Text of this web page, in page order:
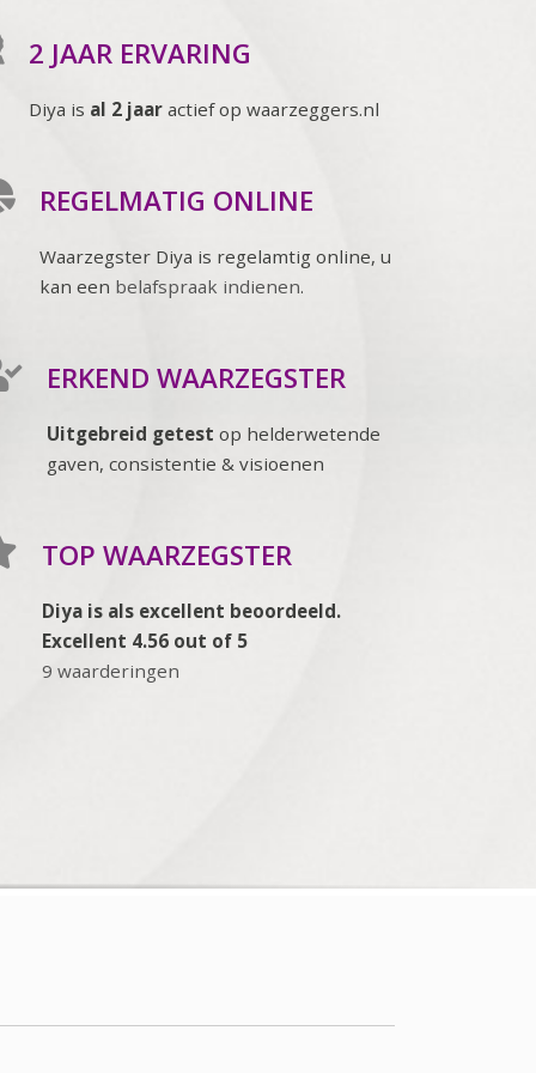
2 JAAR ERVARING
Diya is al 2 jaar actief op waarzeggers.nl
REGELMATIG ONLINE
Waarzegster Diya is regelamtig online, u
kan een belafspraak indienen.
ERKEND WAARZEGSTER
Uitgebreid getest op helderwetende
gaven, consistentie & visioenen
TOP WAARZEGSTER
Diya is als excellent beoordeeld.
Excellent 4.56 out of 5
9 waarderingen